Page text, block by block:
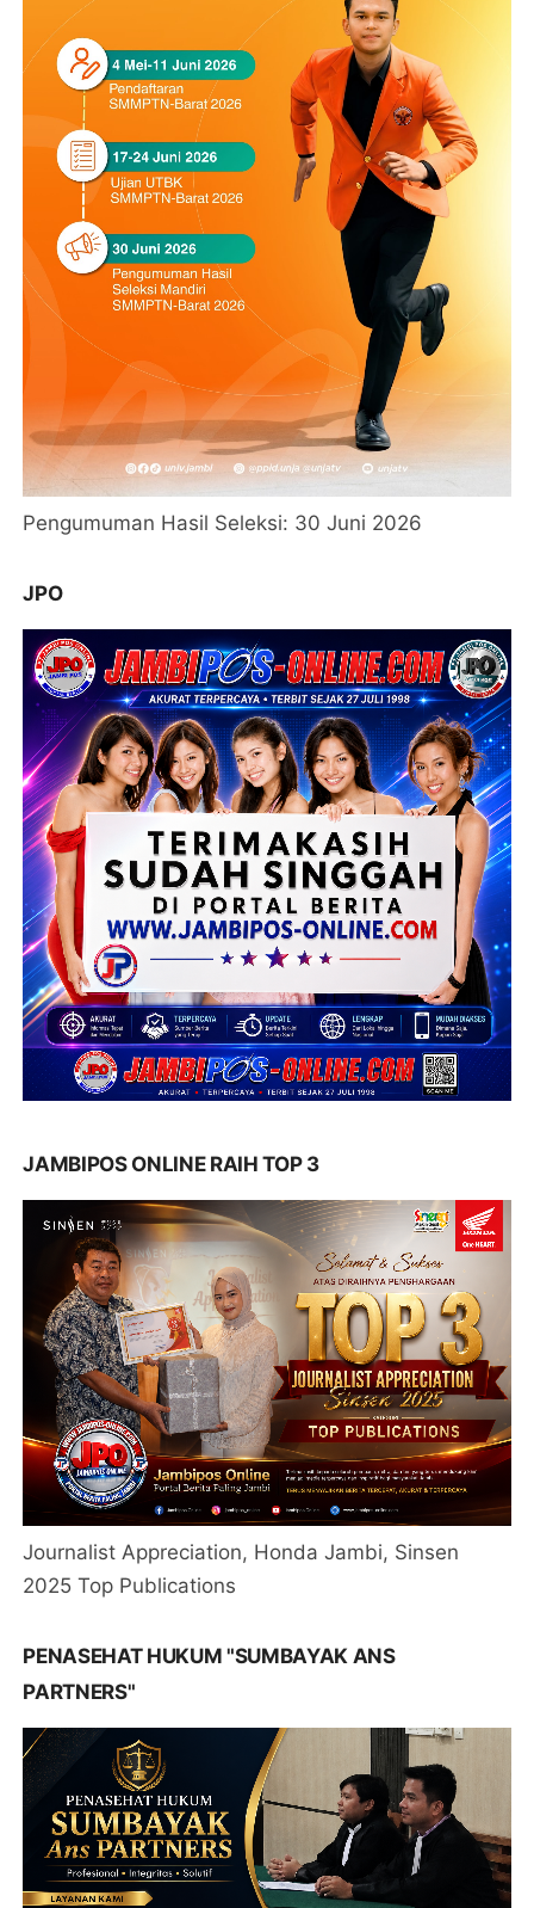
Pengumuman Hasil Seleksi: 30 Juni 2026
JPO
JAMBIPOS ONLINE RAIH TOP 3
Journalist Appreciation, Honda Jambi, Sinsen
2025 Top Publications
PENASEHAT HUKUM "SUMBAYAK ANS
PARTNERS"